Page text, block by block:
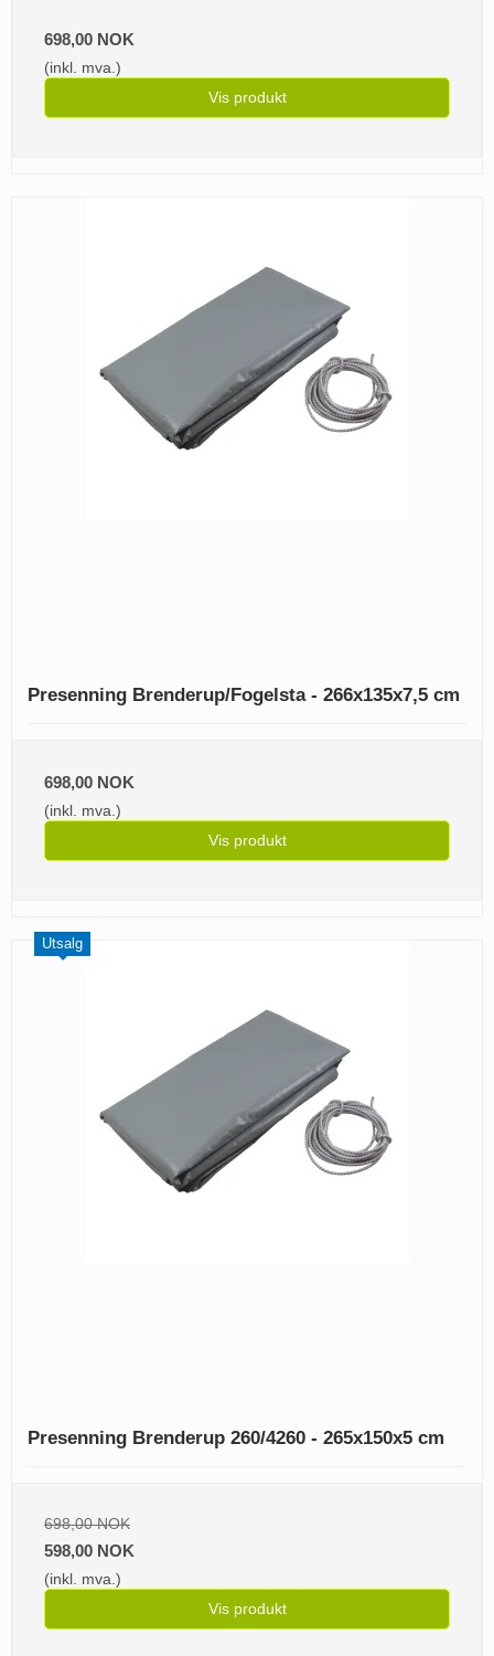
698,00 NOK
(inkl. mva.)
Vis produkt
Presenning Brenderup/Fogelsta - 266x135x7,5 cm
698,00 NOK
(inkl. mva.)
Vis produkt
Utsalg
Presenning Brenderup 260/4260 - 265x150x5 cm
698,00 NOK
598,00 NOK
(inkl. mva.)
Vis produkt